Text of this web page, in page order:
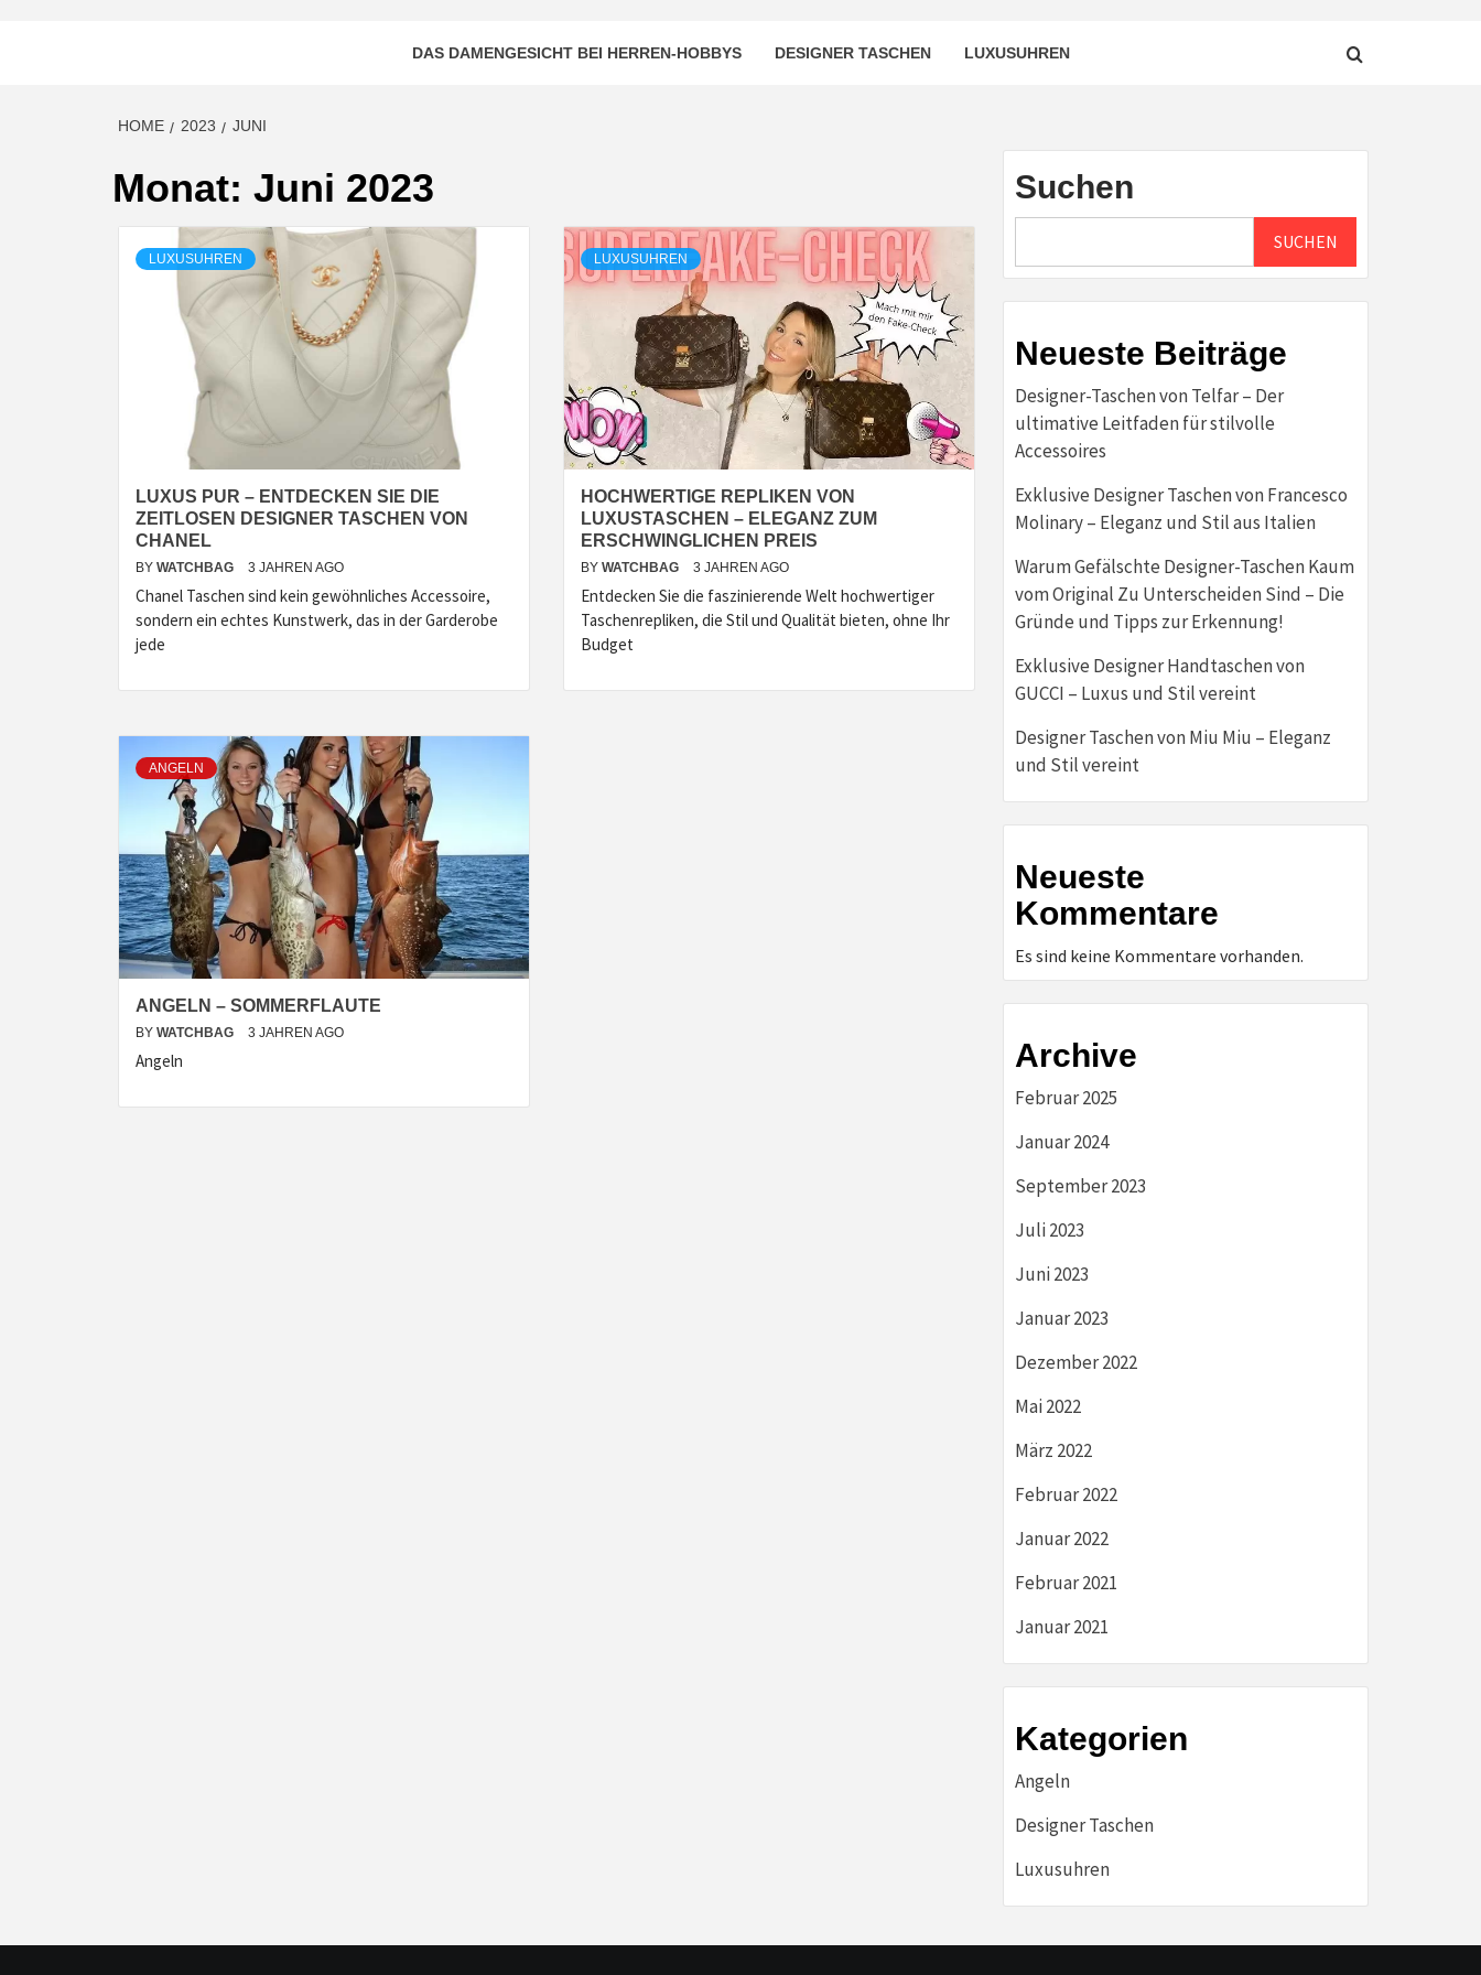
DAS DAMENGESICHT BEI HERREN-HOBBYS DESIGNER TASCHEN LUXUSUHREN
HOME 2023 JUNI
Monat: Juni 2023
LUXUSUHREN
LUXUS PUR – ENTDECKEN SIE DIE
ZEITLOSEN DESIGNER TASCHEN VON
CHANEL
BY WATCHBAG 3 JAHREN AGO
Chanel Taschen sind kein gewöhnliches Accessoire,
sondern ein echtes Kunstwerk, das in der Garderobe
jede
LUXUSUHREN
HOCHWERTIGE REPLIKEN VON
LUXUSTASCHEN – ELEGANZ ZUM
ERSCHWINGLICHEN PREIS
BY WATCHBAG 3 JAHREN AGO
Entdecken Sie die faszinierende Welt hochwertiger
Taschenrepliken, die Stil und Qualität bieten, ohne Ihr
Budget
ANGELN
ANGELN – SOMMERFLAUTE
BY WATCHBAG 3 JAHREN AGO
Angeln
Suchen
SUCHEN
Neueste Beiträge
Designer-Taschen von Telfar – Der
ultimative Leitfaden für stilvolle
Accessoires
Exklusive Designer Taschen von Francesco
Molinary – Eleganz und Stil aus Italien
Warum Gefälschte Designer-Taschen Kaum
vom Original Zu Unterscheiden Sind – Die
Gründe und Tipps zur Erkennung!
Exklusive Designer Handtaschen von
GUCCI – Luxus und Stil vereint
Designer Taschen von Miu Miu – Eleganz
und Stil vereint
Neueste
Kommentare
Es sind keine Kommentare vorhanden.
Archive
Februar 2025
Januar 2024
September 2023
Juli 2023
Juni 2023
Januar 2023
Dezember 2022
Mai 2022
März 2022
Februar 2022
Januar 2022
Februar 2021
Januar 2021
Kategorien
Angeln
Designer Taschen
Luxusuhren